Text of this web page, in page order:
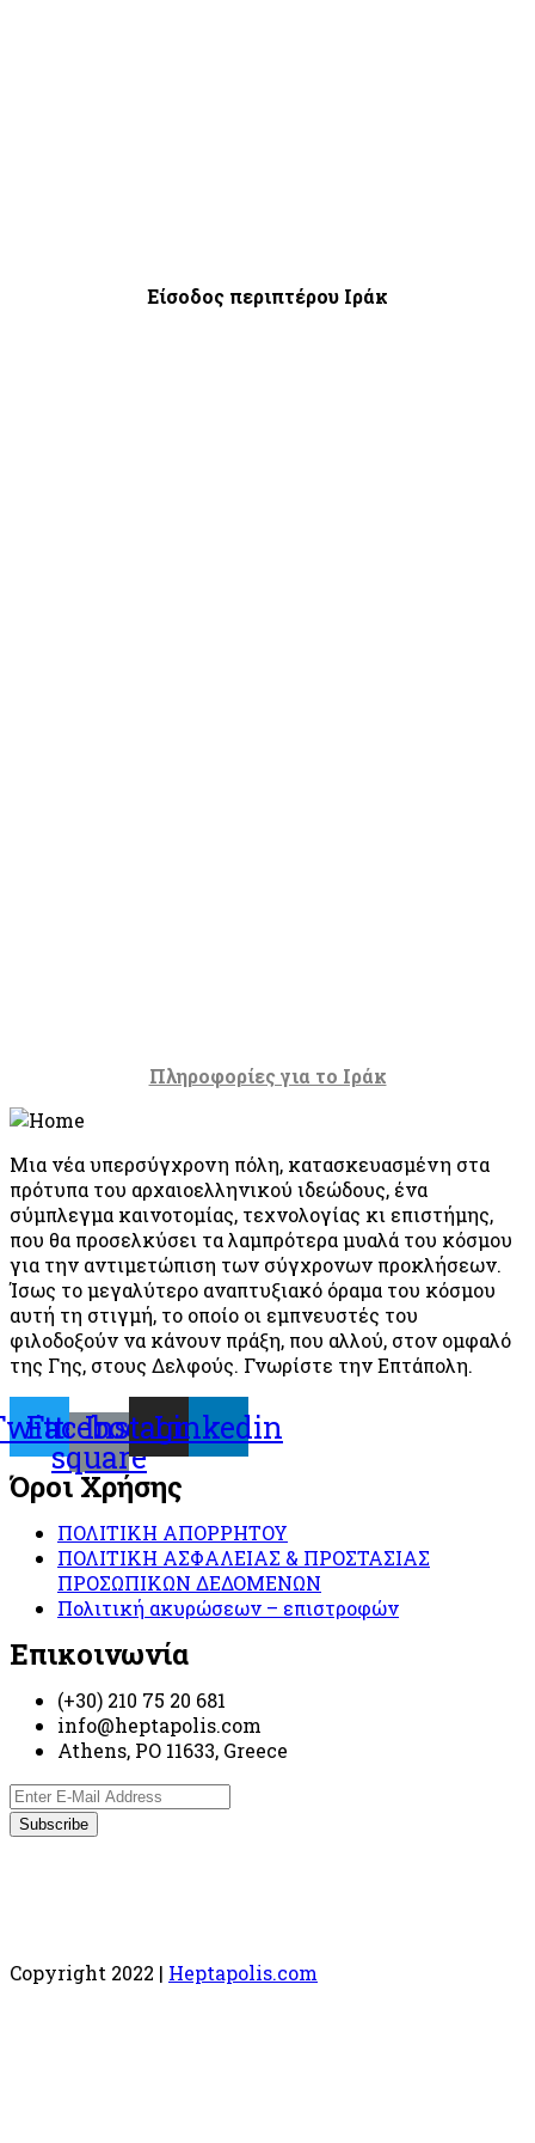
Είσοδος περιπτέρου Ιράκ
Πληροφορίες για το Ιράκ
Μια νέα υπερσύγχρονη πόλη, κατασκευασμένη στα
πρότυπα του αρχαιοελληνικού ιδεώδους, ένα
σύμπλεγμα καινοτομίας, τεχνολογίας κι επιστήμης,
που θα προσελκύσει τα λαμπρότερα μυαλά του κόσμου
για την αντιμετώπιση των σύγχρονων προκλήσεων.
Ίσως το μεγαλύτερο αναπτυξιακό όραμα του κόσμου
αυτή τη στιγμή, το οποίο οι εμπνευστές του
φιλοδοξούν να κάνουν πράξη, που αλλού, στον ομφαλό
της Γης, στους Δελφούς. Γνωρίστε την Επτάπολη.
Facebook-
square
Instagram
Linkedin
Όροι Χρήσης
ΠΟΛΙΤΙΚΗ ΑΠΟΡΡΗΤΟΥ
ΠΟΛΙΤΙΚΗ ΑΣΦΑΛΕΙΑΣ & ΠΡΟΣΤΑΣΙΑΣ
ΠΡΟΣΩΠΙΚΩΝ ΔΕΔΟΜΕΝΩΝ
Πολιτική ακυρώσεων – επιστροφών
Επικοινωνία
(+30) 210 75 20 681
info@heptapolis.com
Athens, PO 11633, Greece
Copyright 2022 | Heptapolis.com